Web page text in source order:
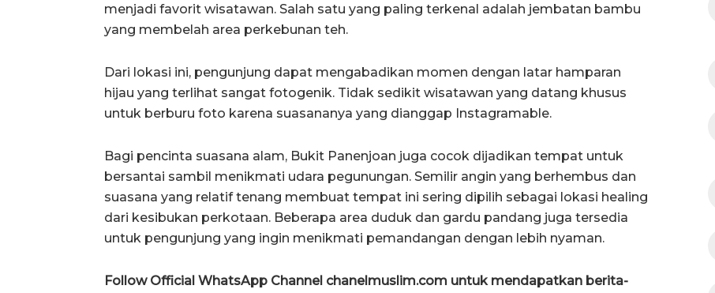
menjadi favorit wisatawan. Salah satu yang paling terkenal adalah jembatan bambu
yang membelah area perkebunan teh.
Dari lokasi ini, pengunjung dapat mengabadikan momen dengan latar hamparan
hijau yang terlihat sangat fotogenik. Tidak sedikit wisatawan yang datang khusus
untuk berburu foto karena suasananya yang dianggap Instagramable.
Bagi pencinta suasana alam, Bukit Panenjoan juga cocok dijadikan tempat untuk
bersantai sambil menikmati udara pegunungan. Semilir angin yang berhembus dan
suasana yang relatif tenang membuat tempat ini sering dipilih sebagai lokasi healing
dari kesibukan perkotaan. Beberapa area duduk dan gardu pandang juga tersedia
untuk pengunjung yang ingin menikmati pemandangan dengan lebih nyaman.
Follow Official WhatsApp Channel chanelmuslim.com untuk mendapatkan berita-